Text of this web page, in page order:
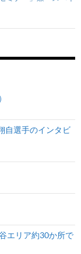
自選手のインタビ
エリア約30か所で